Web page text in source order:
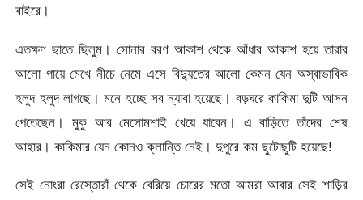
বাইরে।
এতক্ষণ ছাতে ছিলুম। সোনার বরণ আকাশ থেকে আঁধার আকাশ হয়ে তারার
আলো গায়ে মেখে নীচে নেমে এসে বিদ্যুতের আলো কেমন যেন অস্বাভাবিক
হলুদ হলুদ লাগছে। মনে হচ্ছে সব ন্যাবা হয়েছে। বড়ঘরে কাকিমা দুটি আসন
পেতেছেন। মুকু আর মেসোমশাই খেয়ে যাবেন। এ বাড়িতে তাঁদের শেষ
আহার। কাকিমার যেন কোনও ক্লান্তি নেই। দুপুরে কম ছুটোছুটি হয়েছে!
সেই নোংরা রেস্তোরাঁ থেকে বেরিয়ে চোরের মতো আমরা আবার সেই শাড়ির